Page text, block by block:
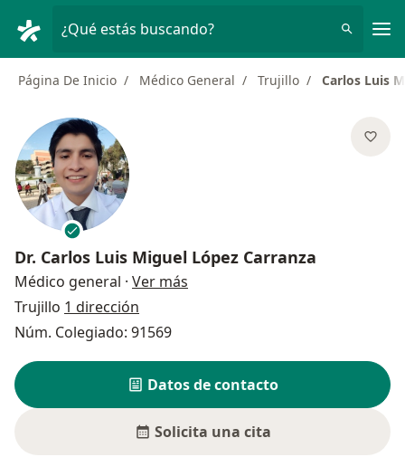
¿Qué estás buscando?
Página De Inicio Médico General Trujillo Carlos Luis
Dr. Carlos Luis Miguel López Carranza
Médico general · Ver más
Trujillo 1 dirección
Núm. Colegiado: 91569
Datos de contacto
Solicita una cita